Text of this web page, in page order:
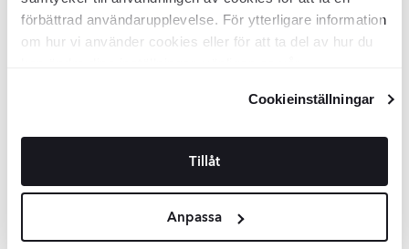
förbättrad användarupplevelse. För ytterligare information
om hur vi använder cookies eller för att ta del av hur du
Cookieinställningar
Tillåt
Anpassa
Yta: Matt
LÄGG I VARUKORG
KLPS5066
Yta: Matt
SEK/ 1264SEK/m -24%
LÄGG I VARUKORG
Pissano Kakel Alborán Mocca Beige
KLPS5039
Pissano Kakel Alborán Mocca Beige
Blank 7.5x15 cm
KLPS5053